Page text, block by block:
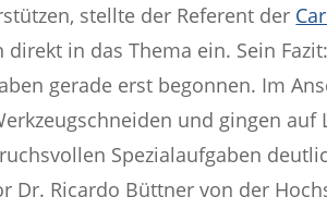
stellte der Referent der
in das Thema ein. Sein
gerade erst begonnen. Im
und gingen auf
Spezialaufgaben
Dr. Ricardo Büttner von der